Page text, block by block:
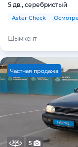
5 дв., серебристый
Aster Check
Шымкент
Частная продажа
5